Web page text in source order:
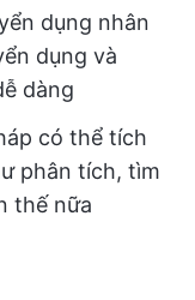
dụng nhân
dụng và
dàng
có thể tích
phân tích, tìm
thế nữa